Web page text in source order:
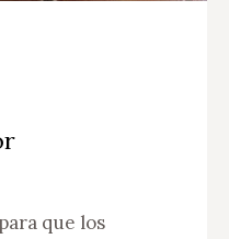
que los